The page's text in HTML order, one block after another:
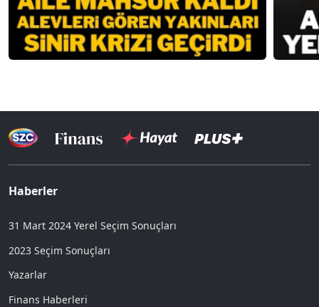
Haberler
31 Mart 2024 Yerel Seçim Sonuçları
2023 Seçim Sonuçları
Yazarlar
Finans Haberleri